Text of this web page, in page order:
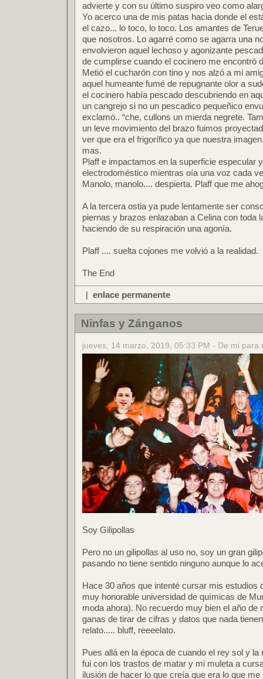
advierte y con su último suspiro veo como
Yo acerco una de mis patas hacia donde el
el cazo... lo toco, lo toco. Los amantes de
que nosotros. Lo agarré como se agarra una
envolvieron aquel lechoso y agonizante
de cumplirse cuando el cocinero me encontró
Metió el cucharón con tino y nos alzó a mi
aquel humeante fumé de repugnante olor a
el cocinero había pescado descubriendo en
un cangrejo si no un pescadico pequeñico
exclamó.. “che, cullons un mierda negrete.
un leve movimiento del brazo fuimos
ver que era el frigorífico ya que nuestra
mas.
Plaff e impactamos en la superficie especular
electrodoméstico mientras oía una voz cada
Manolo, manolo.... despierta. Plaff que me
A la tercera ostia ya pude lentamente ser
piernas y brazos enlazaban a Celina con toda
haciendo de su respiración una agonía.
Plaff .... suelta cojones me volvió a la realidad.
The End
| enlace permanente
Ninfas y Zánganos
jueves, 14 marzo, 2019, 05:33 PM - De mi para
Soy Gilipollas
Pero no un gilipollas al uso no, soy un gran
pasando no tiene sentido ninguno aunque lo
Hace 30 años que intenté cursar mis estudios
muy honorable universidad de químicas de
moda ahora). No recuerdo muy bien el año de
ganas de tirar de cifras y datos que nada
relato..... bluff, reeeelato.
Pues allá en la época de cuando el rey sol y
fui con los trastos de matar y mi muleta a
ilusión de hacer lo que creía que era lo que